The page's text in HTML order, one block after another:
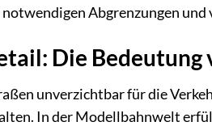
Abgrenzungen
Die
unverzichtbar für die
In der Modellbahnwelt